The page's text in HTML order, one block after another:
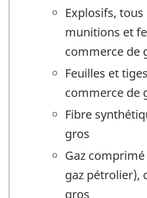
Explosifs,
munitions et
commerce de
Feuilles et
commerce de
Fibre
gros
Gaz
gaz pétrolier),
gros